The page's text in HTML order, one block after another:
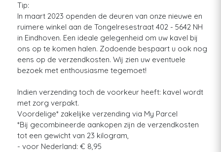
Tip:
In maart 2023 openden de deuren van onze nieuwe en
ruimere winkel aan de Tongelresestraat 402 - 5642 NH
in Eindhoven. Een ideale gelegenheid om uw kavel bij
ons op te komen halen. Zodoende bespaart u ook nog
eens op de verzendkosten. Wij zien uw eventuele
bezoek met enthousiasme tegemoet!
Indien verzending toch de voorkeur heeft: kavel wordt
met zorg verpakt.
Voordelige* zakelijke verzending via My Parcel
*Bij gecombineerde aankopen zijn de verzendkosten
tot een gewicht van 23 kilogram,
- voor Nederland: € 8,95